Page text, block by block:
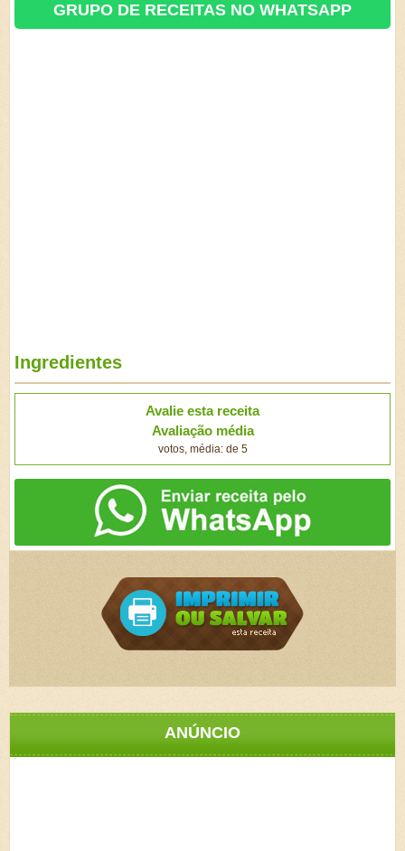
GRUPO DE RECEITAS NO WHATSAPP
Ingredientes
Avalie esta receita
Avaliação média
votos, média: de 5
ANÚNCIO